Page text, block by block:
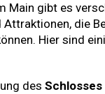
Main gibt es
die
Hier sind
des Schlosses